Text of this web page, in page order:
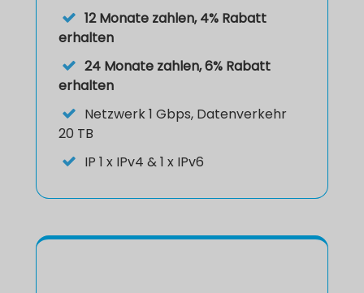
12 Monate zahlen, 4% Rabatt
erhalten
24 Monate zahlen, 6% Rabatt
erhalten
Netzwerk 1 Gbps, Datenverkehr
20 TB
IP 1 x IPv4 & 1 x IPv6